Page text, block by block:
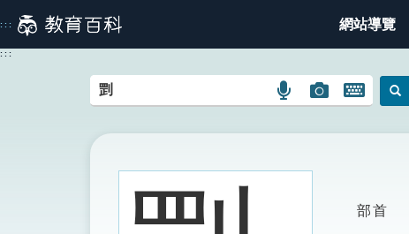
到
主
::: 網站導覽
:::
語
搜
圖
圖
搜
開
鍵
部首